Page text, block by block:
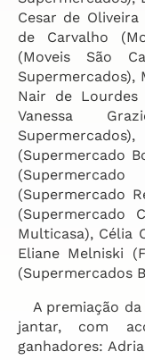
Cesar de
de Carvalho
(Moveis São
Supermercados),
Nair de Lourdes
Vanessa
(Supermercado
(Supermercado
(Supermercado
Multicasa), Célia
Eliane Melniski
(Supermercados
A premiação da
jantar, com
ganhadores: